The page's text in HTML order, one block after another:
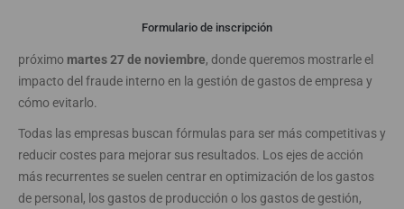
Formulario de inscripción
SEMINARIO ONLINE
próximo martes 27 de noviembre, donde queremos mostrarle el
impacto del fraude interno en la gestión de gastos de empresa y
cómo evitarlo.
Todas las empresas buscan fórmulas para ser más competitivas y
reducir costes para mejorar sus resultados. Los ejes de acción
más recurrentes se suelen centrar en optimización de los gastos
de personal, los gastos de producción o los gastos de gestión,